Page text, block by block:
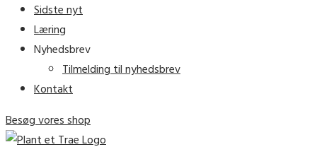
Sidste nyt
Læring
Nyhedsbrev
Tilmelding til nyhedsbrev
Kontakt
Besøg vores shop